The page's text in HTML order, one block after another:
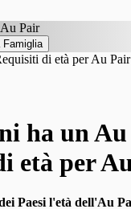
Au Pair
di età per Au Pair
ha un
età per
Paesi l'età dell'Au